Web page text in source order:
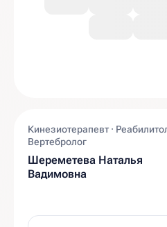
Кинезиотерапевт ·
Вертебролог
Шереметева Наталья
Вадимовна